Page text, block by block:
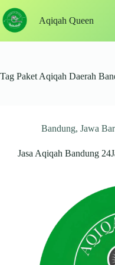
to
content
Aqiqah Queen
Tag Paket Aqiqah Daerah
Bandung, Jawa
Jasa Aqiqah Bandung